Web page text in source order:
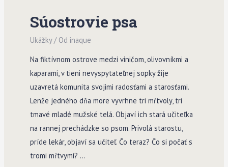
Súostrovie psa
Ukážky/ Od inaque
Na fiktívnom ostrove medzi viničom, olivovníkmi a
kaparami, v tieni nevyspytateľnej sopky žije
uzavretá komunita svojimi radosťami a starosťami.
Lenže jedného dňa more vyvrhne tri mŕtvoly, tri
tmavé mladé mužské telá. Objaví ich stará učiteľka
na rannej prechádzke so psom. Privolá starostu,
príde lekár, objaví sa učiteľ. Čo teraz? Čo si počať s
tromi mŕtvymi? …